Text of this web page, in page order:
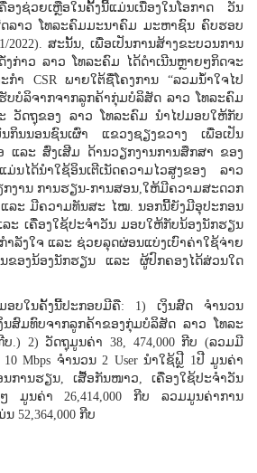
ອງຊ່ວຍເຫຼືອໃນຄັ້ັ້ງນີ້ແມ່ນເນື່ອງໃນໂອກາດ ວັນ
ລາວ ໂທລະຄົມມະນາຄົມ ມະຫາຊົນ ຄົບຮອບ
2022). ສະນັ້ນ, ເພື່ອເປັນການສ້າງຂະບວນການ
ກ່າວ ລາວ ໂທລະຄົມ ໄດ້ດໍາເນີນຫຼາຍໆກິດຈະ
ກໍາ CSR ພາຍໃຕ້ຊື່ໂຄງການ “ລວມນໍ້າໃຈໄປ
ຮັບບໍລິຈາກຈາກລູກຄ້າກຸ່ມບໍລິສັດ ລາວ ໂທລະຄົມ
ວັດຖຸຂອງ ລາວ ໂທລະຄົມ ນໍາໄປມອບໃຫ້ກັບ
ນກິນນອນຊົນເຜົ່າ ແຂວງຊຽງຂວາງ ເພື່ອເປັນ
ແລະ ສົ່ງເສີມ ດ້ານວຽກງານການສຶກສາ ຂອງ
ມ່ນໄດ້ນໍາໃຊ້ອິນເຕີເນັດຄວາມໄວສູງຂອງ ລາວ
ກງານ ການຮຽນ-ການສອນ,ໃຫ້ມີຄວາມສະດວກ
ລະ ມີຄວາມທັນສະ ໄໝ. ນອກນີ້ຍັງມີອຸປະກອນ
ະ ເຄື່ອງໃຊ້ປະຈໍາວັນ ມອບໃຫ້ກັບນ້ອງນັກຮຽນ
າລັງໃຈ ແລະ ຊ່ວຍລຸດຜ່ອນແບ່ງເບົາຄ່າໃຊ້ຈ່າຍ
ນຂອງນ້ອງນັກຮຽນ ແລະ ຜູ້ປົກຄອງໄດ້ສ່ວນໃດ
ມອບໃນຄັ້ງນີ້ປະກອບມີຄື: 1) ເງິນສົດ ຈໍານວນ
ງິນສົມທົບຈາກລູກຄ້າຂອງກຸ່ມບໍລິສັດ ລາວ ໂທລະ
ບ.) 2) ວັດຖຸມູນຄ່າ 38, 474,000 ກີບ (ລວມມີ
10 Mbps ຈໍານວນ 2 User ນໍາໃຊ້ຟຼີ 1ປີ ມູນຄ່າ
ນການຮຽນ, ເສື້ອກັນໜາວ, ເຄື່ອງໃຊ້ປະຈໍາວັນ
ມູນຄ່າ 26,414,000 ກີບ ລວມມູນຄ່າການ
52,364,000 ກີບ